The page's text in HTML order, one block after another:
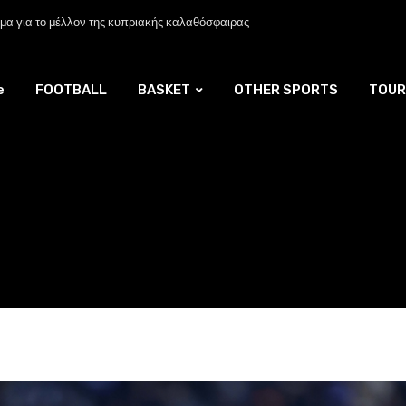
το μέλλον της κυπριακής καλαθόσφαιρας
FOOTBALL BASKET OTHER SPORTS